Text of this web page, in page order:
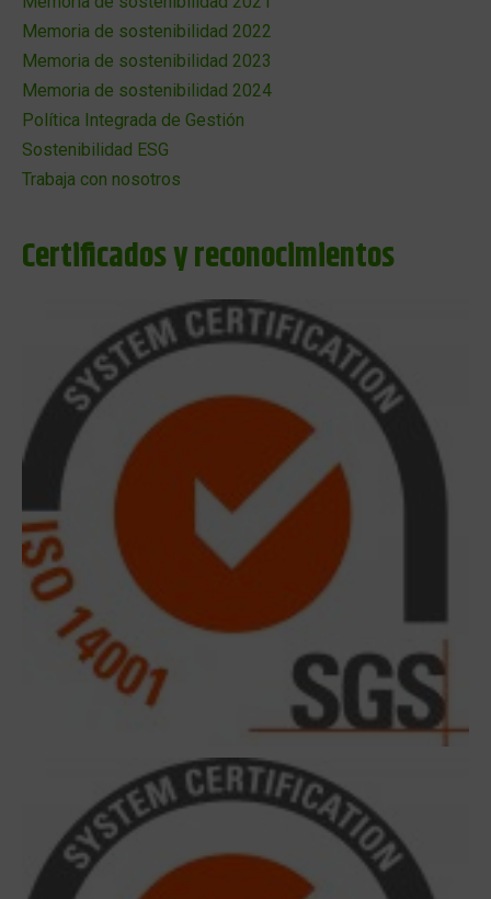
Memoria de sostenibilidad 2022
Memoria de sostenibilidad 2023
Memoria de sostenibilidad 2024
Política Integrada de Gestión
Sostenibilidad ESG
Trabaja con nosotros
Certificados y reconocimientos